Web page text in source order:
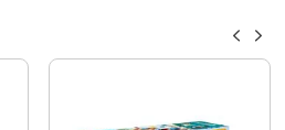
for nem oprydning
Bloks® legetøj for uendelig læringsglæde